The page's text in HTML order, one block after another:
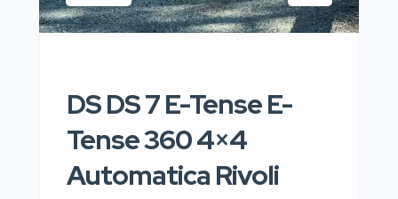
DS DS 7 E-Tense E-
Tense 360 4×4
Automatica Rivoli